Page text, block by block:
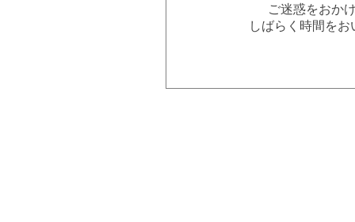
ご迷惑をおか
しばらく時間を